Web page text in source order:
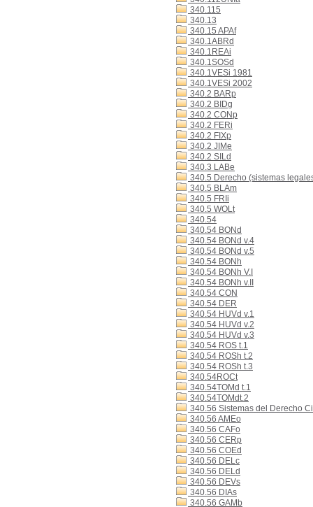
340.115
340.13
340.15 APAf
340.1ABRd
340.1REAi
340.1SOSd
340.1VESi 1981
340.1VESi 2002
340.2 BARp
340.2 BIDg
340.2 CONp
340.2 FERi
340.2 FIXp
340.2 JIMe
340.2 SILd
340.3 LABe
340.5 Derecho (sistemas
340.5 BLAm
340.5 FRIi
340.5 WOLt
340.54
340.54 BONd
340.54 BONd v.4
340.54 BONd v.5
340.54 BONh
340.54 BONh V.I
340.54 BONh v.II
340.54 CON
340.54 DER
340.54 HUVd v.1
340.54 HUVd v.2
340.54 HUVd v.3
340.54 ROS t.1
340.54 ROSh t.2
340.54 ROSh t.3
340.54ROCt
340.54TOMd t.1
340.54TOMdt.2
340.56 Sistemas del Derecho
340.56 AMEo
340.56 CAFo
340.56 CERp
340.56 COEd
340.56 DELc
340.56 DELd
340.56 DEVs
340.56 DIAs
340.56 GAMb